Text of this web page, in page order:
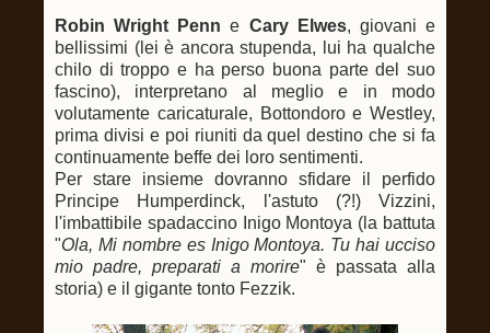
Robin Wright Penn e Cary Elwes, giovani e
bellissimi (lei è ancora stupenda, lui ha qualche
chilo di troppo e ha perso buona parte del suo
fascino), interpretano al meglio e in modo
volutamente caricaturale, Bottondoro e Westley,
prima divisi e poi riuniti da quel destino che si fa
continuamente beffe dei loro sentimenti.
Per stare insieme dovranno sfidare il perfido
Principe Humperdinck, l'astuto (?!) Vizzini,
l'imbattibile spadaccino Inigo Montoya (la battuta
"Ola, Mi nombre es Inigo Montoya. Tu hai ucciso
mio padre, preparati a morire" è passata alla
storia) e il gigante tonto Fezzik.